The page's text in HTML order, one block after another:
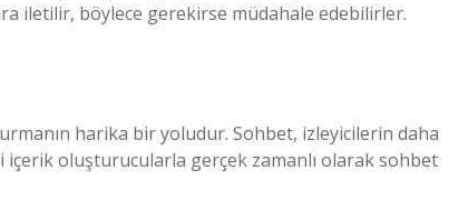
iletilir, böylece gerekirse müdahale edebilirler.
harika bir yoludur. Sohbet, izleyicilerin daha
oluşturucularla gerçek zamanlı olarak sohbet